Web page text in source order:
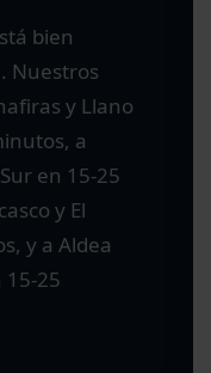
bien
Nuestros
y Llano
a
en 15-25
y El
y a Aldea
15-25